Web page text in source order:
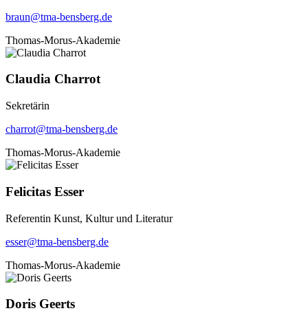
braun@tma-bensberg.de
Thomas-Morus-Akademie
Claudia Charrot
Sekretärin
charrot@tma-bensberg.de
Thomas-Morus-Akademie
Felicitas Esser
Referentin Kunst, Kultur und Literatur
esser@tma-bensberg.de
Thomas-Morus-Akademie
Doris Geerts